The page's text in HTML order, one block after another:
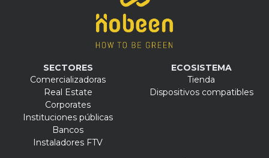
SECTORES
Comercializadoras
Real Estate
Corporates
Instituciones públicas
Bancos
Instaladores FTV
ECOSISTEMA
Tienda
Dispositivos compatibles